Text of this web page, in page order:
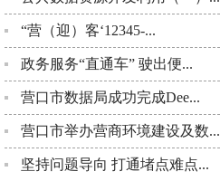
“营（迎）客‘12345-...
政务服务“直通车” 驶出便...
营口市数据局成功完成Dee...
营口市举办营商环境建设及数...
坚持问题导向 打通堵点难点...